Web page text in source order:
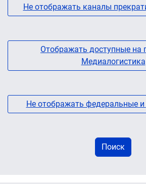
Не отображать каналы
Отображать доступные на
Медиалогистика
Не отображать федеральные